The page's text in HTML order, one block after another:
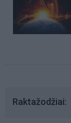
Raktažodžiai